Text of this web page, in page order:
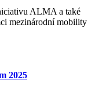
ALMA a také
mezinárodní mobility
2025